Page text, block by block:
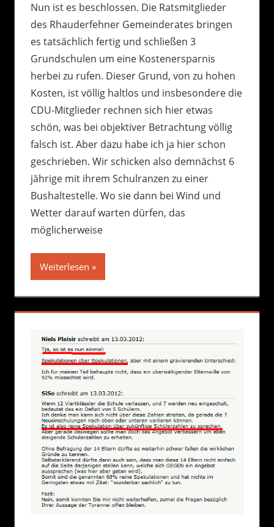
Nun ist es beschlossen. Die Ratsmitglieder
des Rhauderfehner Gemeinderates bringen
es tatsächlich fertig und schließen 3
Grundschulen um eine Kostenersparnis
herbei zu rufen. Dieser Grund, von zu hohen
Kosten, ist völlig haltlos und insbesondere die
CDU-Mitglieder rechnen sich hier etwas
schön, was bei objektiver Betrachtung völlig
falsch ist. Aber dazu habe ich ja hier schon
geschrieben. Wir schicken also demnächst 6
jährige mit ihrem Schulranzen zu einer
Bushaltestelle. Wo sie dann bei Wind und
Wetter darauf warten dürfen, das
möglicherweise
Weiterlesen